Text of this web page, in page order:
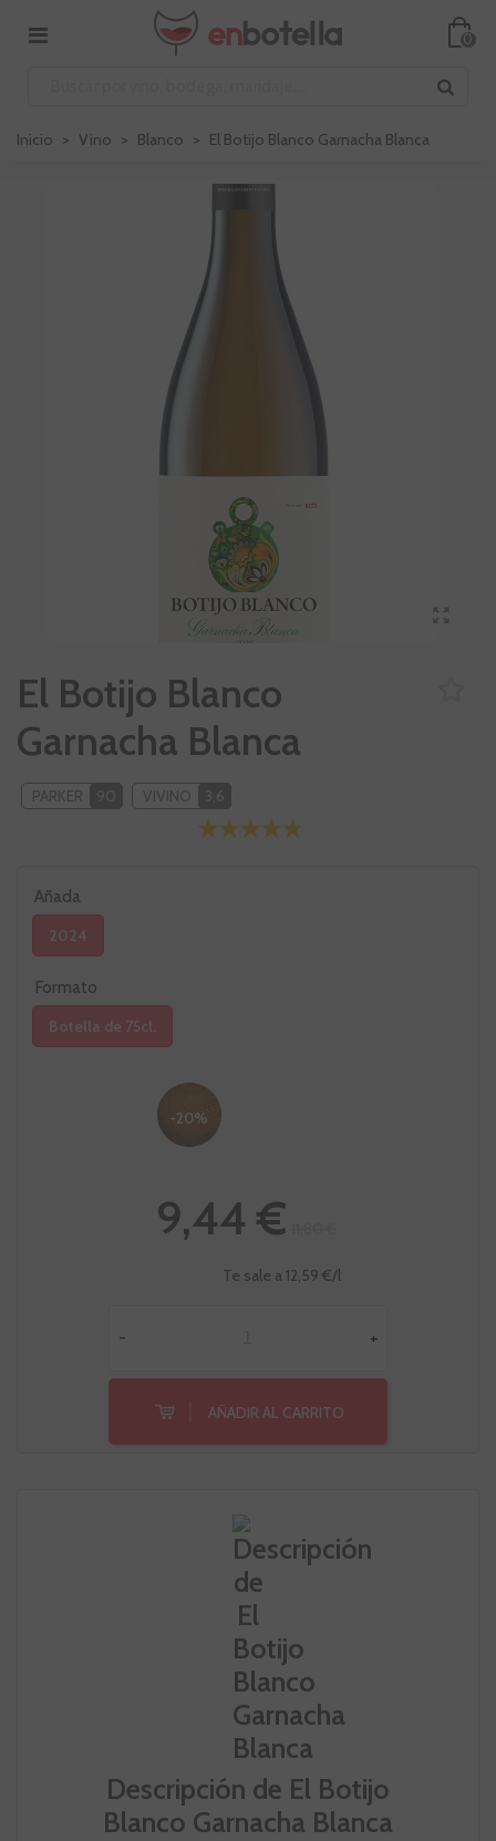
0
Inicio > Vino > Blanco > El Botijo Blanco Garnacha Blanca
El Botijo Blanco
Garnacha Blanca
PARKER 90 VIVINO 3,6
Añada
2024
Formato
Botella de 75cl.
-20%
9,44 €
Te sale a 12,59 €/l
- +
AÑADIR AL CARRITO
Descripción de El Botijo
Blanco Garnacha Blanca